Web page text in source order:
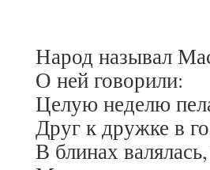
Народ называл
О ней говорили:
Целую неделю
Друг к дружке в
В блинах